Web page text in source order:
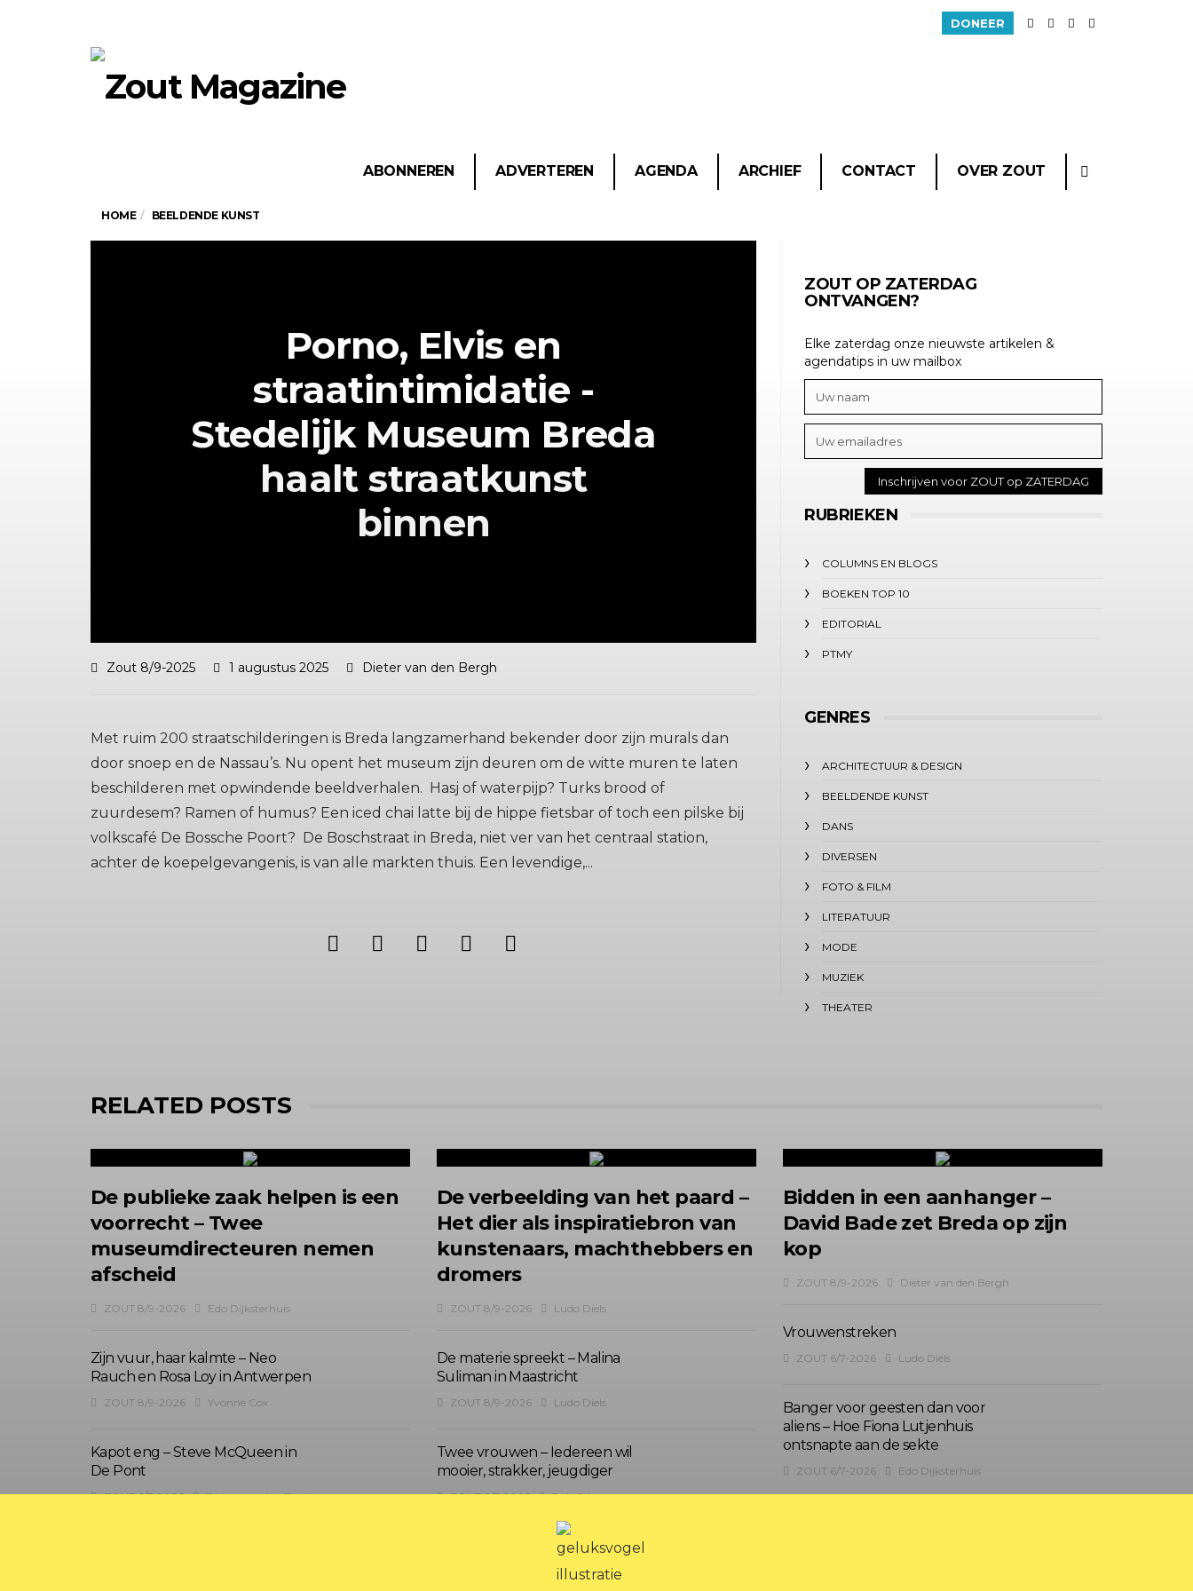
DONEER
ABONNEREN ADVERTEREN AGENDA ARCHIEF CONTACT OVER ZOUT
HOME BEELDENDE KUNST
Porno, Elvis en
straatintimidatie -
Stedelijk Museum Breda
haalt straatkunst
binnen
Zout 8/9-2025 1 augustus 2025 Dieter van den Bergh
Met ruim 200 straatschilderingen is Breda langzamerhand bekender door zijn murals dan
door snoep en de Nassau’s. Nu opent het museum zijn deuren om de witte muren te laten
beschilderen met opwindende beeldverhalen. Hasj of waterpijp? Turks brood of
zuurdesem? Ramen of humus? Een iced chai latte bij de hippe fietsbar of toch een pilske bij
volkscafé De Bossche Poort? De Boschstraat in Breda, niet ver van het centraal station,
achter de koepelgevangenis, is van alle markten thuis. Een levendige,...
ZOUT OP ZATERDAG
ONTVANGEN?
Elke zaterdag onze nieuwste artikelen &
agendatips in uw mailbox
RUBRIEKEN
COLUMNS EN BLOGS
BOEKEN TOP 10
EDITORIAL
PTMY
GENRES
ARCHITECTUUR & DESIGN
BEELDENDE KUNST
DANS
DIVERSEN
FOTO & FILM
LITERATUUR
MODE
MUZIEK
THEATER
RELATED POSTS
De publieke zaak helpen is een
voorrecht – Twee
museumdirecteuren nemen
afscheid
ZOUT 8/9-2026 Edo Dijksterhuis
Zijn vuur, haar kalmte – Neo
Rauch en Rosa Loy in Antwerpen
ZOUT 8/9-2026 Yvonne Cox
Kapot eng – Steve McQueen in
De Pont
ZOUT 6/7-2026 Dieter van den Bergh
De verbeelding van het paard –
Het dier als inspiratiebron van
kunstenaars, machthebbers en
dromers
ZOUT 8/9-2026 Ludo Diels
De materie spreekt – Malina
Suliman in Maastricht
ZOUT 8/9-2026 Ludo Diels
Twee vrouwen – Iedereen wil
mooier, strakker, jeugdiger
ZOUT 6/7-2026 Rob Schoonen
Bidden in een aanhanger –
David Bade zet Breda op zijn
kop
ZOUT 8/9-2026 Dieter van den Bergh
Vrouwenstreken
ZOUT 6/7-2026 Ludo Diels
Banger voor geesten dan voor
aliens – Hoe Fiona Lutjenhuis
ontsnapte aan de sekte
ZOUT 6/7-2026 Edo Dijksterhuis